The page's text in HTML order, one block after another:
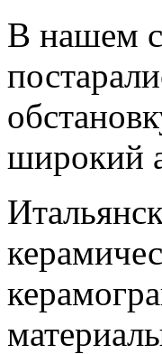
В нашем
широкий